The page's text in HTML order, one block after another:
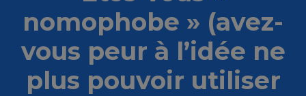
nomophobe » (avez-
vous peur à l’idée ne
plus pouvoir utiliser